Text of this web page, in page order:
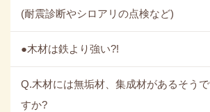
(耐震診断やシロアリの点検など)
●木材は鉄より強い?!
Q.木材には無垢材、集成材があるそう
すか?